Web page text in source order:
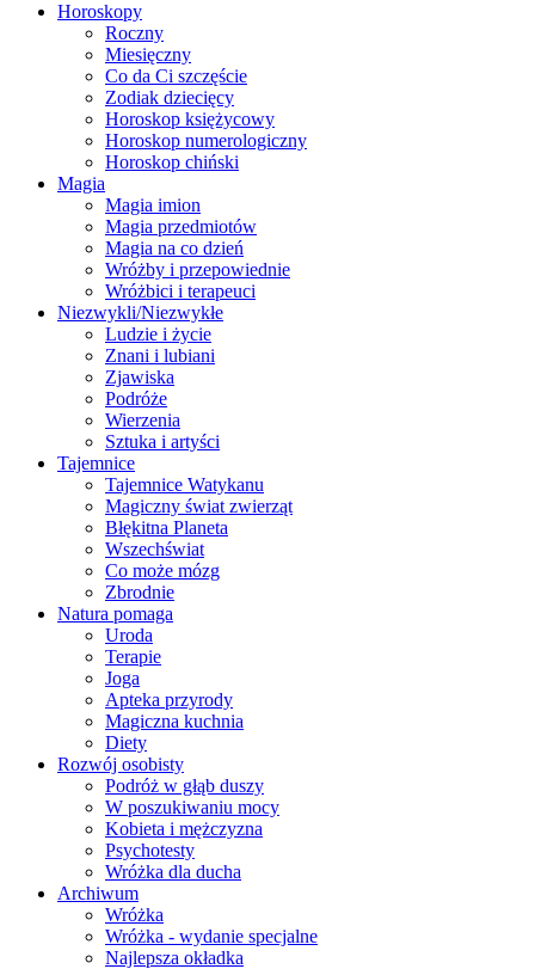
Horoskopy
Roczny
Miesięczny
Co da Ci szczęście
Zodiak dziecięcy
Horoskop księżycowy
Horoskop numerologiczny
Horoskop chiński
Magia
Magia imion
Magia przedmiotów
Magia na co dzień
Wróżby i przepowiednie
Wróżbici i terapeuci
Niezwykli/Niezwykłe
Ludzie i życie
Znani i lubiani
Zjawiska
Podróże
Wierzenia
Sztuka i artyści
Tajemnice
Tajemnice Watykanu
Magiczny świat zwierząt
Błękitna Planeta
Wszechświat
Co może mózg
Zbrodnie
Natura pomaga
Uroda
Terapie
Joga
Apteka przyrody
Magiczna kuchnia
Diety
Rozwój osobisty
Podróż w głąb duszy
W poszukiwaniu mocy
Kobieta i mężczyzna
Psychotesty
Wróżka dla ducha
Archiwum
Wróżka
Wróżka - wydanie specjalne
Najlepsza okładka